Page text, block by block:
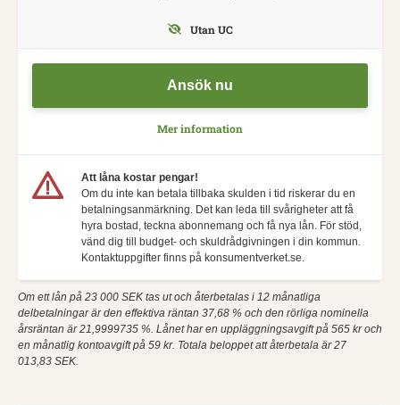
Ansök nu
Mer information
Utan UC
Att låna kostar pengar!
Om du inte kan betala tillbaka skulden i tid riskerar du en
betalningsanmärkning. Det kan leda till svårigheter att få
hyra bostad, teckna abonnemang och få nya lån. För stöd,
vänd dig till budget- och skuldrådgivningen i din kommun.
Kontaktuppgifter finns på konsumentverket.se.
Om ett lån på 23 000 SEK tas ut och återbetalas i 12 månatliga
delbetalningar är den effektiva räntan 37,68 % och den rörliga nominella
årsräntan är 21,9999735 %. Lånet har en uppläggningsavgift på 565 kr och
en månatlig kontoavgift på 59 kr. Totala beloppet att återbetala är 27
013,83 SEK.